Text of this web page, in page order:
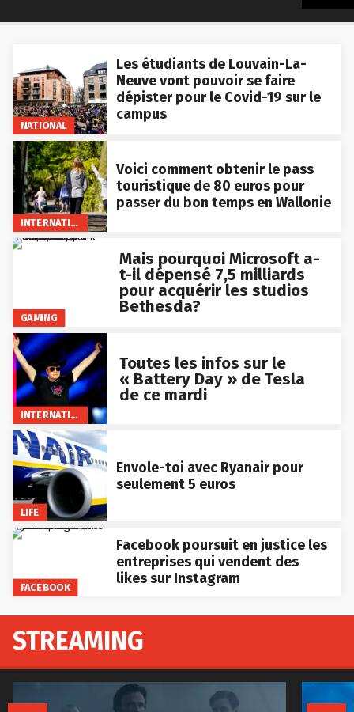
NATIONAL
Les étudiants de Louvain-La-
Neuve vont pouvoir se faire
dépister pour le Covid-19 sur le
campus
INTERNATIONAL
Voici comment obtenir le pass
touristique de 80 euros pour
passer du bon temps en Wallonie
GAMING
Mais pourquoi Microsoft a-
t-il dépensé 7,5 milliards
pour acquérir les studios
Bethesda?
INTERNATIONAL
Toutes les infos sur le
« Battery Day » de Tesla
de ce mardi
LIFE
Envole-toi avec Ryanair pour
seulement 5 euros
FACEBOOK
Facebook poursuit en justice les
entreprises qui vendent des
likes sur Instagram
STREAMING